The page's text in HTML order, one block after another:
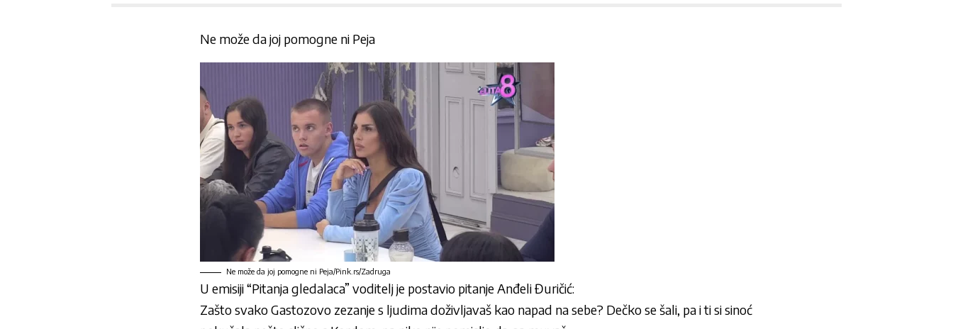
Ne može da joj pomogne ni Peja
Ne može da joj pomogne ni Peja/Pink.rs/Zadruga
U emisiji “Pitanja gledalaca” voditelj je postavio pitanje Anđeli Đuričić:
Zašto svako Gastozovo zezanje s ljudima doživljavaš kao napad na sebe? Dečko se šali, pa i ti si sinoć